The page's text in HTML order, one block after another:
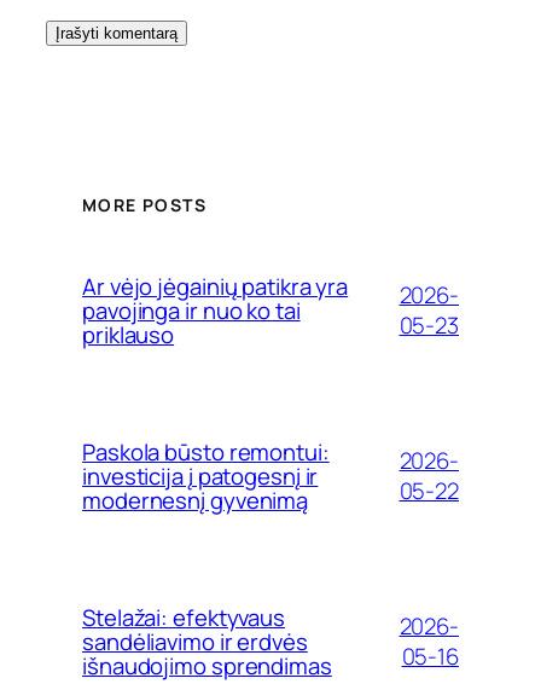
MORE POSTS
Ar vėjo jėgainių patikra yra
pavojinga ir nuo ko tai
priklauso
2026-
05-23
Paskola būsto remontui:
investicija į patogesnį ir
modernesnį gyvenimą
2026-
05-22
Stelažai: efektyvaus
sandėliavimo ir erdvės
išnaudojimo sprendimas
2026-
05-16